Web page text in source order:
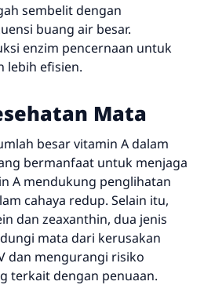
sembelit dengan
buang air besar.
enzim pencernaan untuk
lebih efisien.
Mata
besar vitamin A dalam
bermanfaat untuk menjaga
A mendukung penglihatan
cahaya redup. Selain itu,
dan zeaxanthin, dua jenis
mata dari kerusakan
dan mengurangi risiko
terkait dengan penuaan.